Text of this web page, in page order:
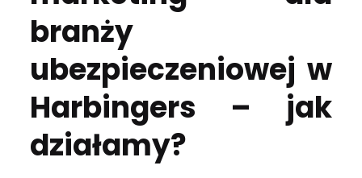
branży
ubezpieczeniowej w
Harbingers – jak
działamy?